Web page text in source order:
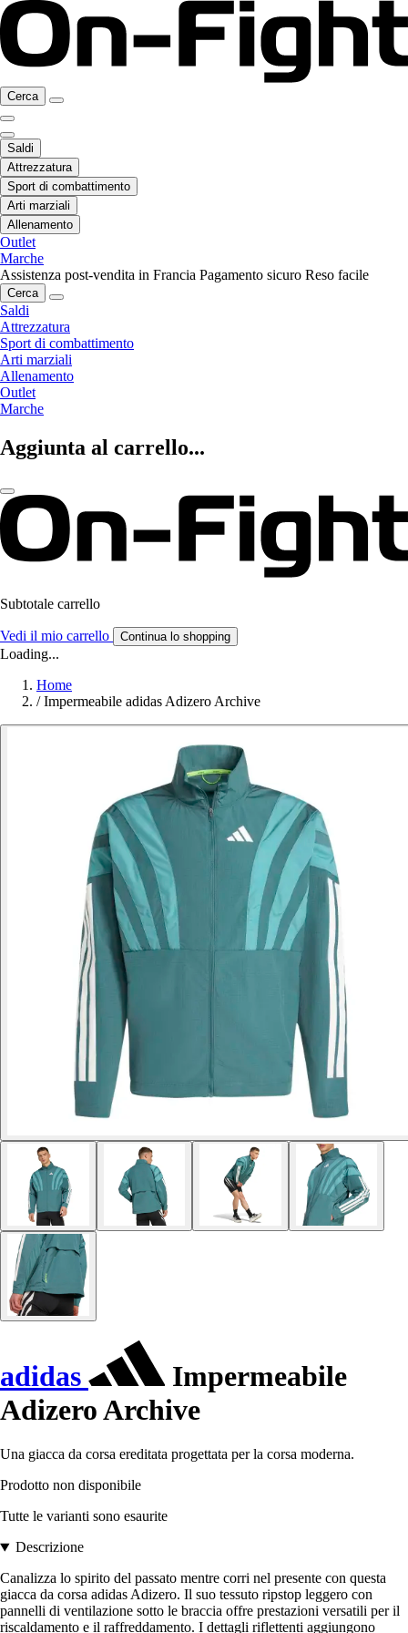
Cerca
Saldi
Attrezzatura
Sport di combattimento
Arti marziali
Allenamento
Outlet
Marche
Assistenza post-vendita in Francia Pagamento sicuro Reso facile
Cerca
Saldi
Attrezzatura
Sport di combattimento
Arti marziali
Allenamento
Outlet
Marche
Aggiunta al carrello...
Subtotale carrello
Vedi il mio carrello Continua lo shopping
Loading...
Home
/ Impermeabile adidas Adizero Archive
adidas
Impermeabile
Adizero Archive
Una giacca da corsa ereditata progettata per la corsa moderna.
Prodotto non disponibile
Tutte le varianti sono esaurite
Descrizione
Canalizza lo spirito del passato mentre corri nel presente con questa
giacca da corsa adidas Adizero. Il suo tessuto ripstop leggero con
pannelli di ventilazione sotto le braccia offre prestazioni versatili per il
riscaldamento e il raffreddamento. I dettagli riflettenti aggiungono